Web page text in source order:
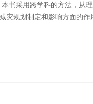
书采用跨学科的方法，从
灾规划制定和影响方面的作
和灾害相互作用的重要性，